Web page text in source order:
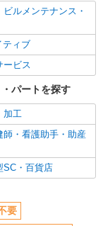
族・役職・インセン
あり
ルメンテナンス・
ティブ
ービス
パートを探す
加工
師・看護助手・助産
SC・百貨店
要